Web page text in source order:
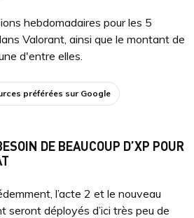
hebdomadaires pour les 5
Valorant, ainsi que le montant de
d'entre elles.
préférées sur Google
DE BEAUCOUP D’XP POUR
l’acte 2 et le nouveau
seront déployés d’ici très peu de